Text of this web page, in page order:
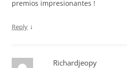
premios impresionantes !
Reply ↓
Richardjeopy